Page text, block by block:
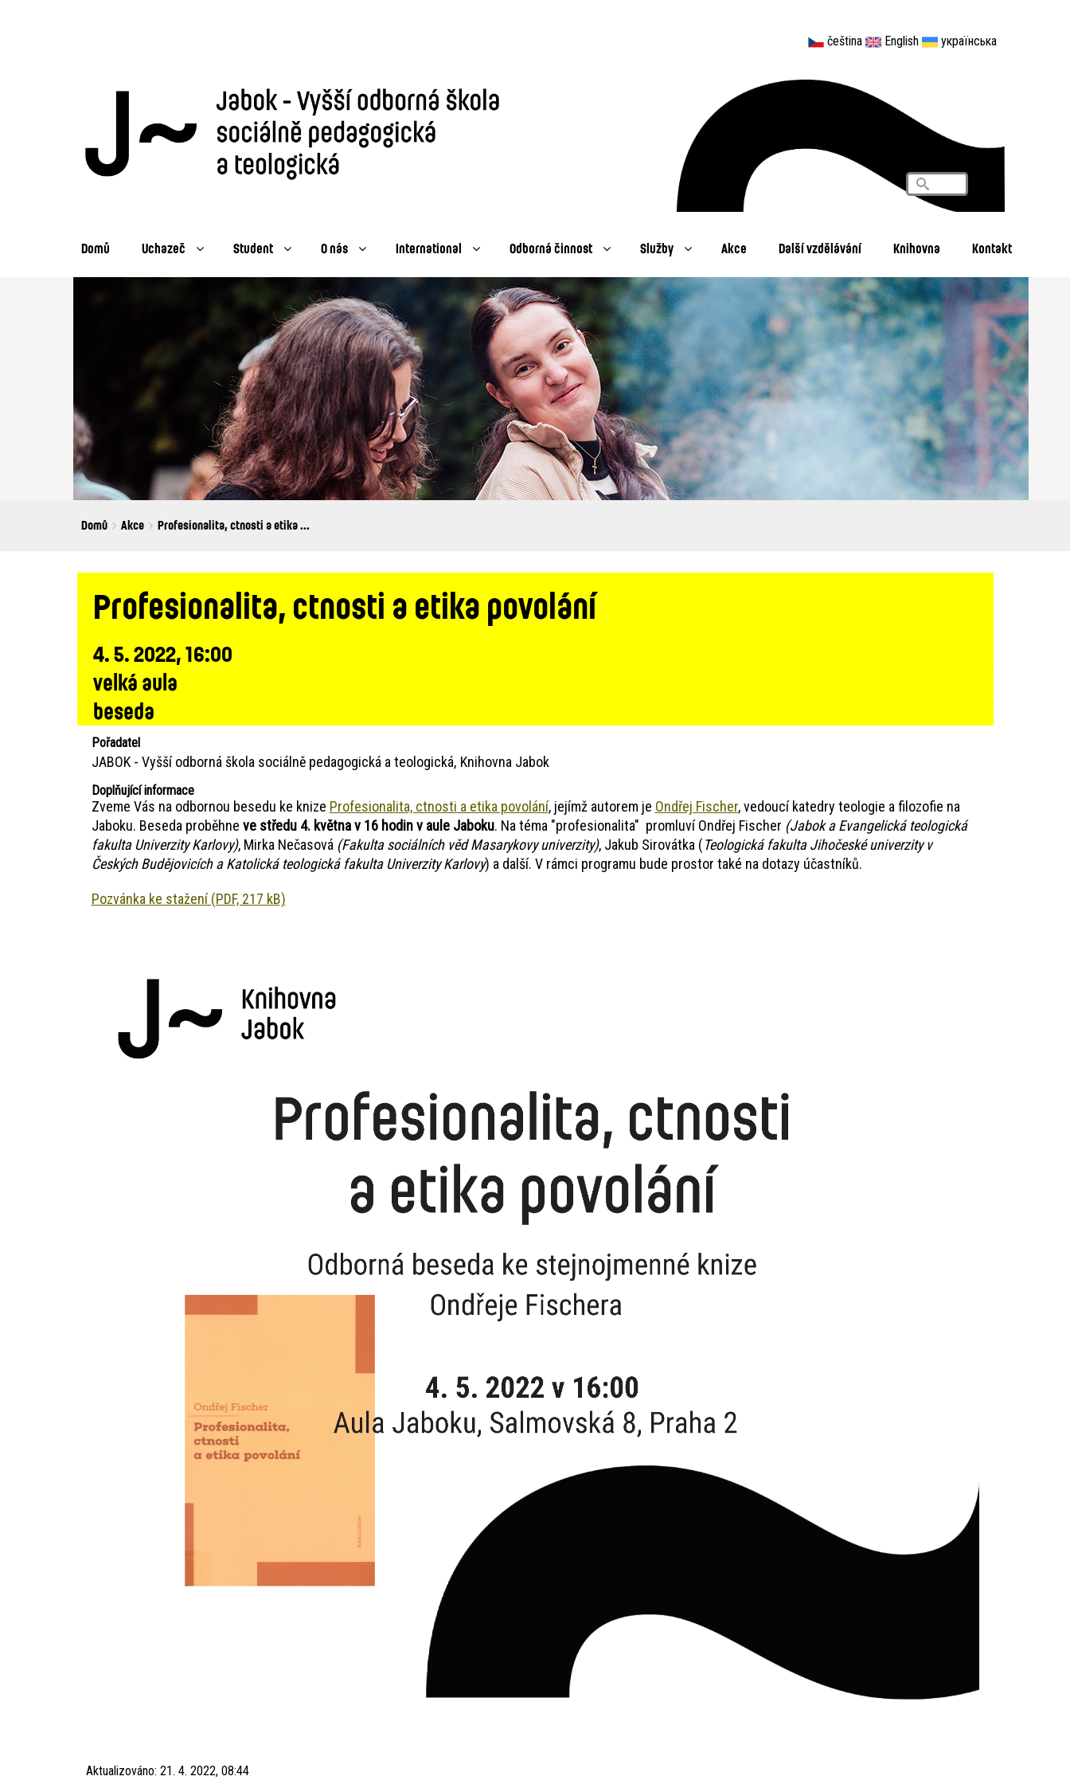
čeština English українська
Vyhledávání
Search
Domů Uchazeč Student O nás International Odborná činnost Služby Akce Další vzdělávání Knihovna Kontakt
Breadcrumbs
You
Domů Akce Profesionalita, ctnosti a etika ...
Profesionalita, ctnosti a etika povolání
4. 5. 2022, 16:00
velká aula
beseda
Pořadatel
JABOK - Vyšší odborná škola sociálně pedagogická a teologická Knihovna Jabok
Doplňující informace
Zveme Vás na odbornou besedu ke knize Profesionalita, ctnosti a etika povolání, jejímž autorem je Ondřej Fischer, vedoucí katedry teologie a filozofie na
Jaboku. Beseda proběhne ve středu 4. května v 16 hodin v aule Jaboku. Na téma "profesionalita" promluví Ondřej Fischer (Jabok a Evangelická teologická
fakulta Univerzity Karlovy), Mirka Nečasová (Fakulta sociálních věd Masarykovy univerzity), Jakub Sirovátka (Teologická fakulta Jihočeské univerzity v
Českých Budějovicích a Katolická teologická fakulta Univerzity Karlovy) a další. V rámci programu bude prostor také na dotazy účastníků.
Pozvánka ke stažení (PDF, 217 kB)
Aktualizováno: 21. 4. 2022, 08:44